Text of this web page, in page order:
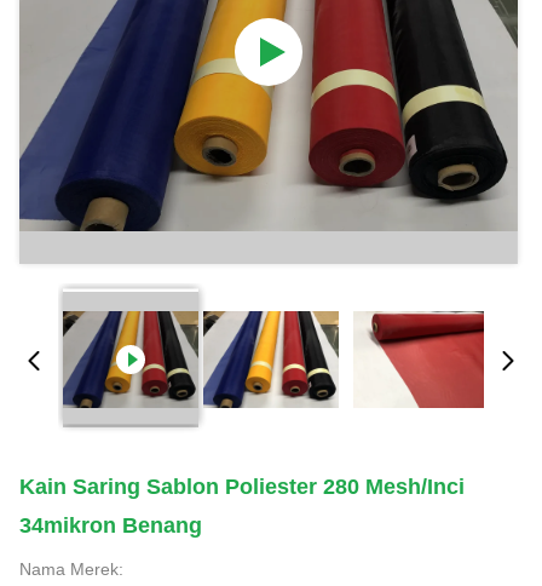
Kain Saring Sablon Poliester 280 Mesh/Inci
34mikron Benang
Nama Merek: